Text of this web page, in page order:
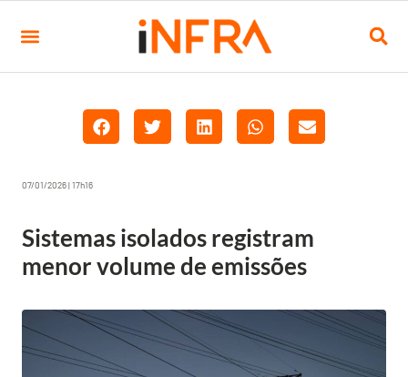
07/01/2026 | 17h16
Sistemas isolados registram
menor volume de emissões